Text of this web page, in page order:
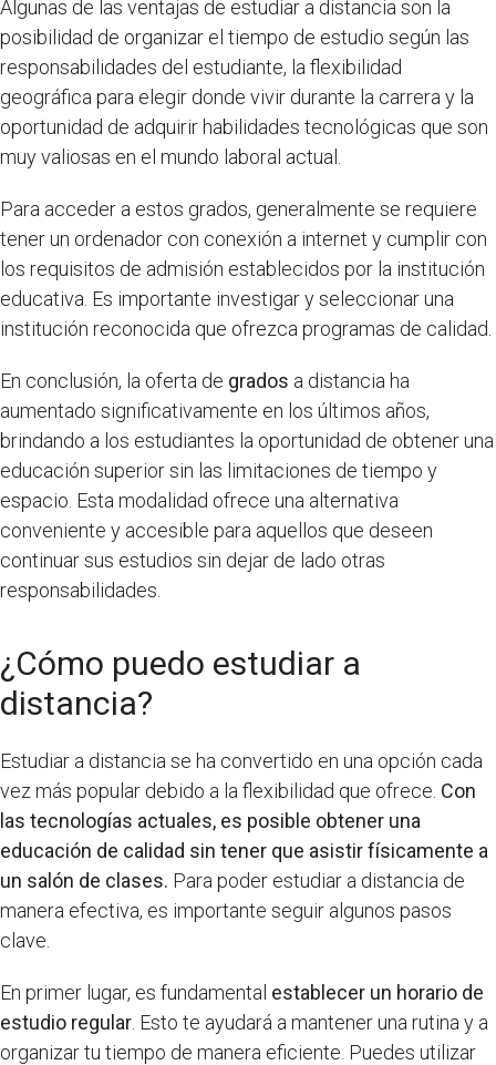
Algunas de las ventajas de estudiar a distancia son la
posibilidad de organizar el tiempo de estudio según las
responsabilidades del estudiante, la flexibilidad
geográfica para elegir donde vivir durante la carrera y la
oportunidad de adquirir habilidades tecnológicas que son
muy valiosas en el mundo laboral actual.
Para acceder a estos grados, generalmente se requiere
tener un ordenador con conexión a internet y cumplir con
los requisitos de admisión establecidos por la institución
educativa. Es importante investigar y seleccionar una
institución reconocida que ofrezca programas de calidad.
En conclusión, la oferta de grados a distancia ha
aumentado significativamente en los últimos años,
brindando a los estudiantes la oportunidad de obtener una
educación superior sin las limitaciones de tiempo y
espacio. Esta modalidad ofrece una alternativa
conveniente y accesible para aquellos que deseen
continuar sus estudios sin dejar de lado otras
responsabilidades.
¿Cómo puedo estudiar a
distancia?
Estudiar a distancia se ha convertido en una opción cada
vez más popular debido a la flexibilidad que ofrece. Con
las tecnologías actuales, es posible obtener una
educación de calidad sin tener que asistir físicamente a
un salón de clases. Para poder estudiar a distancia de
manera efectiva, es importante seguir algunos pasos
clave.
En primer lugar, es fundamental establecer un horario de
estudio regular . Esto te ayudará a mantener una rutina y a
organizar tu tiempo de manera eficiente. Puedes utilizar